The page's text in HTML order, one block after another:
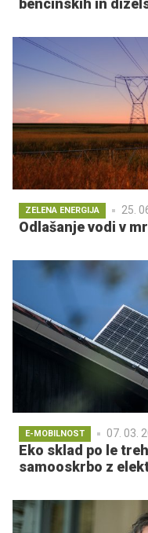
bencinskih in
ZELENA ENERGIJA 25.
Odlašanje vodi v
E-MOBILNOST 07. 03.
Eko sklad po le
samooskrbo z